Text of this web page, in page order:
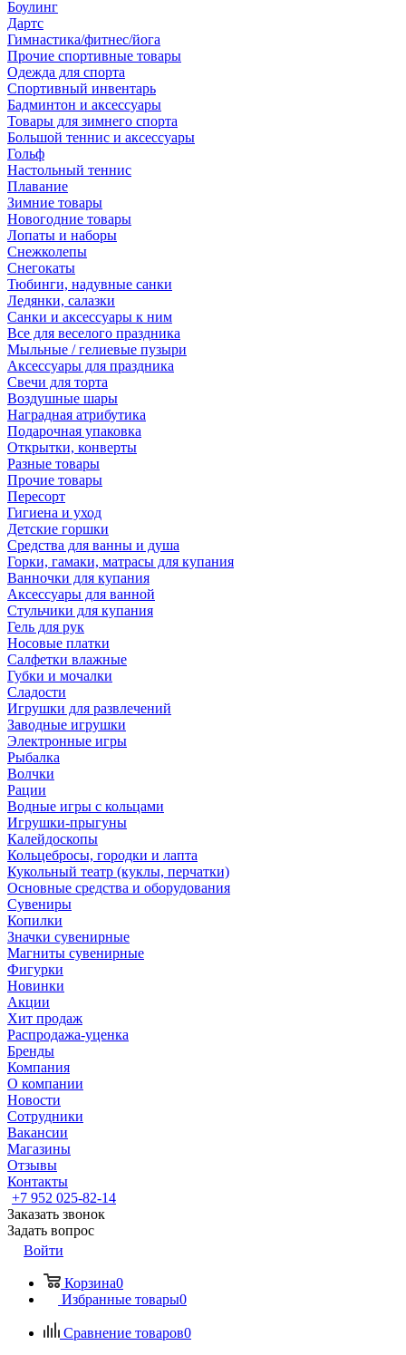
Боулинг
Дартс
Гимнастика/фитнес/йога
Прочие спортивные товары
Одежда для спорта
Спортивный инвентарь
Бадминтон и аксессуары
Товары для зимнего спорта
Большой теннис и аксессуары
Гольф
Настольный теннис
Плавание
Зимние товары
Новогодние товары
Лопаты и наборы
Снежколепы
Снегокаты
Тюбинги, надувные санки
Ледянки, салазки
Санки и аксессуары к ним
Все для веселого праздника
Мыльные / гелиевые пузыри
Аксессуары для праздника
Свечи для торта
Воздушные шары
Наградная атрибутика
Подарочная упаковка
Открытки, конверты
Разные товары
Прочие товары
Пересорт
Гигиена и уход
Детские горшки
Средства для ванны и душа
Горки, гамаки, матрасы для купания
Ванночки для купания
Аксессуары для ванной
Стульчики для купания
Гель для рук
Носовые платки
Салфетки влажные
Губки и мочалки
Сладости
Игрушки для развлечений
Заводные игрушки
Электронные игры
Рыбалка
Волчки
Рации
Водные игры с кольцами
Игрушки-прыгуны
Калейдоскопы
Кольцебросы, городки и лапта
Кукольный театр (куклы, перчатки)
Основные средства и оборудования
Сувениры
Копилки
Значки сувенирные
Магниты сувенирные
Фигурки
Новинки
Акции
Хит продаж
Распродажа-уценка
Бренды
Компания
О компании
Новости
Сотрудники
Вакансии
Магазины
Отзывы
Контакты
+7 952 025-82-14
Заказать звонок
Задать вопрос
Войти
Корзина0
Избранные товары0
Сравнение товаров0